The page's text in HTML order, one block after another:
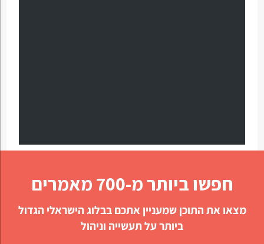
חפשו ביותר מ-700 מאמרים
מצאו את התוכן שמעניין אתכם בבלוג הישראלי הגדול
ביותר על תעשייה וניהול